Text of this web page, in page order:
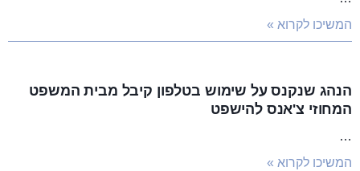
המשיכו לקרוא »
הנהג שנקנס על שימוש בטלפון קיבל מבית המשפט
המחוזי צ'אנס להישפט
…
המשיכו לקרוא »